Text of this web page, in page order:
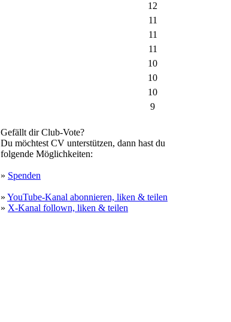
12
11
11
11
10
10
10
9
Gefällt dir Club-Vote?
Du möchtest CV unterstützen, dann hast du
folgende Möglichkeiten:
» Spenden
» YouTube-Kanal abonnieren, liken & teilen
» X-Kanal follown, liken & teilen